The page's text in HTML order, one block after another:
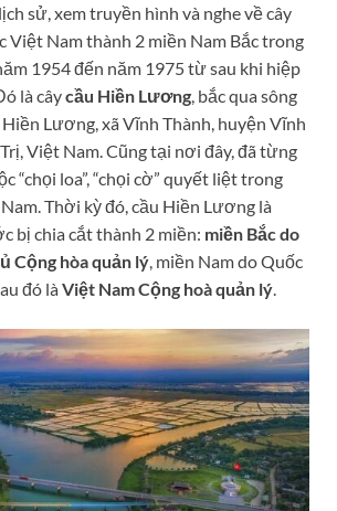
sử, xem truyền hình và nghe về cây
Việt Nam thành 2 miền Nam Bắc trong
1954 đến năm 1975 từ sau khi hiệp
là câycầu Hiền Lương, bắc qua sông
Lương, xã Vĩnh Thành, huyện Vĩnh
Việt Nam. Cũng tại nơi đây, đã từng
“chọi loa”, “chọi cờ” quyết liệt trong
Thời kỳ đó, cầu Hiền Lương là
bị chia cắt thành 2 miền: miền Bắc do
Cộng hòa quản lý, miền Nam do Quốc
đó làViệt Nam Cộng hoà quản lý.